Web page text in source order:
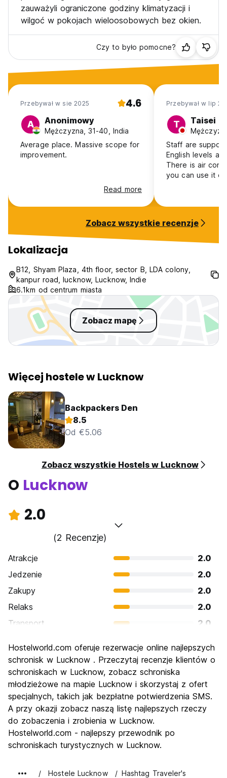
zauważyli ograniczone godziny klimatyzacji i
wilgoć w pokojach wieloosobowych bez okien.
Czy to było pomocne?
Przebywał w sie 2025 4.6
A Anonimowy
Mężczyzna, 31-40, India
Average place. Massive scope for
improvement.
Read more
Przebywał w lip
T Taisei
Staff are
English levels
There is air
you can use it
Zobacz wszystkie recenzje
Lokalizacja
B12, Shyam Plaza, 4th floor, sector B, LDA colony,
kanpur road, lucknow, Lucknow, Indie
6.1km od centrum miasta
Zobacz mapę
Więcej hostele w Lucknow
Backpackers Den
8.5
Od €5.06
Zobacz wszystkie Hostels w Lucknow
O Lucknow
2.0
(2 Recenzje)
Atrakcje
2.0
Jedzenie
2.0
Zakupy
2.0
Relaks
2.0
Transport
2.0
Kultura
2.0
Imprezy
Najlepsza wartość
2.0
Hostelworld.com oferuje rezerwacje online najlepszych
schronisk w Lucknow . Przeczytaj recenzje klientów o
schroniskach w Lucknow, zobacz schroniska
młodzieżowe na mapie Lucknow i skorzystaj z ofert
specjalnych, takich jak bezpłatne potwierdzenia SMS.
A przy okazji zobacz naszą listę najlepszych rzeczy
do zobaczenia i zrobienia w Lucknow.
Hostelworld.com - najlepszy przewodnik po
schroniskach turystycznych w Lucknow.
Hostele Lucknow Hashtag Traveler's